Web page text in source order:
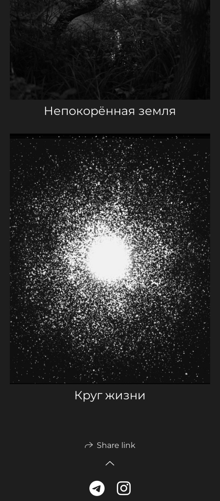
Непокорённая земля
Круг жизни
Share link